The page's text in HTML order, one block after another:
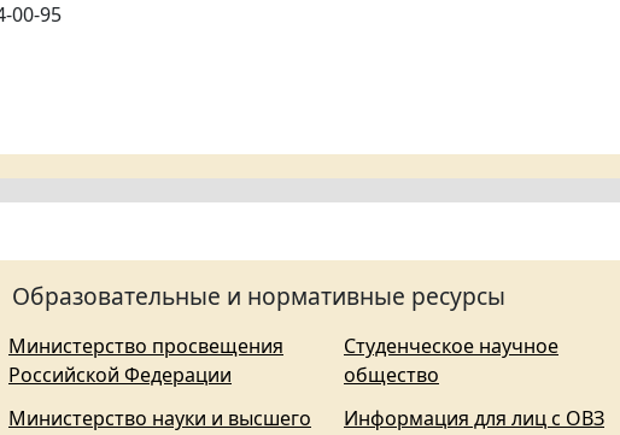
00-95
Образовательные и нормативные ресурсы
Министерство просвещения
Российской Федерации
Министерство науки и высшего
Студенческое научное
общество
Информация для лиц с ОВЗ